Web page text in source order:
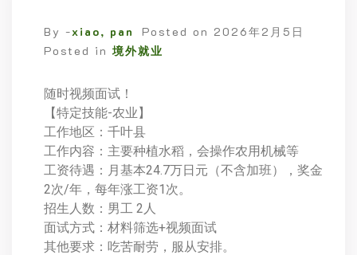
By -xiao, pan Posted on 2026年2月5日
Posted in 境外就业
随时视频面试！
【特定技能-农业】
工作地区：千叶县
工作内容：主要种植水稻，会操作农用机械等
工资待遇：月基本24.7万日元（不含加班），奖金
2次/年，每年涨工资1次。
招生人数：男工 2人
面试方式：材料筛选+视频面试
其他要求：吃苦耐劳，服从安排。